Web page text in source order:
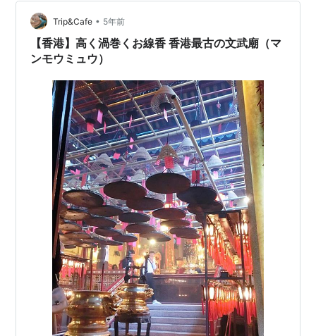
リーで帰る 文武廟 文武廟は、香港島の上環にある道教の
お寺です。 香港がイギリスの植民地であった1847年に建
立された歴史ある…
Trip&Cafe • 5年前
【香港】高く渦巻くお線香 香港最古の文武廟（マ
ンモウミュウ）